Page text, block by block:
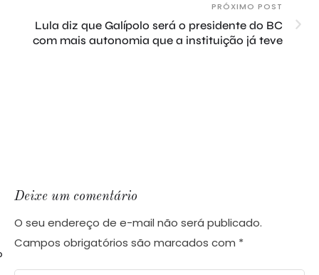
PRÓXIMO POST
Lula diz que Galípolo será o presidente do BC
com mais autonomia que a instituição já teve
Deixe um comentário
O seu endereço de e-mail não será publicado.
Campos obrigatórios são marcados com *